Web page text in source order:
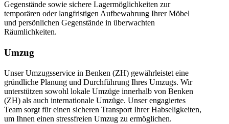
Gegenstände sowie sichere Lagermöglichkeiten zur
temporären oder langfristigen Aufbewahrung Ihrer Möbel
und persönlichen Gegenstände in überwachten
Räumlichkeiten.
Umzug
Unser Umzugsservice in Benken (ZH) gewährleistet eine
gründliche Planung und Durchführung Ihres Umzugs. Wir
unterstützen sowohl lokale Umzüge innerhalb von Benken
(ZH) als auch internationale Umzüge. Unser engagiertes
Team sorgt für einen sicheren Transport Ihrer Habseligkeiten,
um Ihnen einen stressfreien Umzug zu ermöglichen.